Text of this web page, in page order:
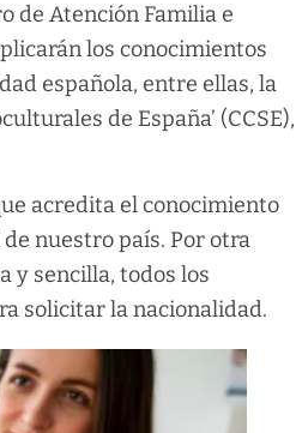
de Atención Familia e
los conocimientos
española, entre ellas, la
de España’ (CCSE),
acredita el conocimiento
nuestro país. Por otra
y sencilla, todos los
solicitar la nacionalidad.​​